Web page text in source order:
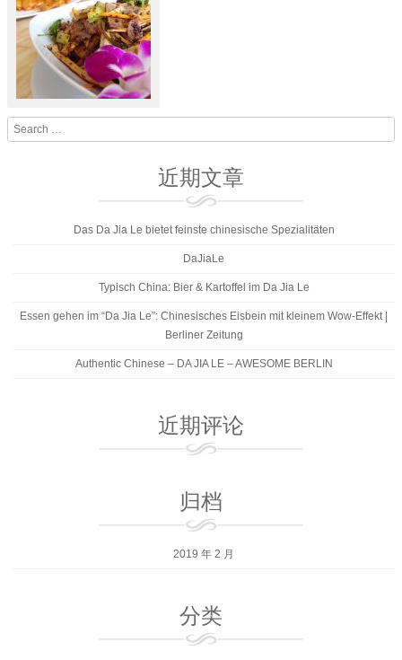
Search
近期文章
Das Da Jia Le bietet feinste chinesische Spezialitäten
DaJiaLe
Typisch China: Bier & Kartoffel im Da Jia Le
Essen gehen im “Da Jia Le”: Chinesisches Eisbein mit kleinem Wow-Effekt |
Berliner Zeitung
Authentic Chinese – DA JIA LE – AWESOME BERLIN
近期评论
归档
2019 年 2 月
分类